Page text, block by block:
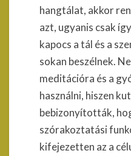
hangtálat, akkor
azt, ugyanis csak
kapocs a tál és a
sokan beszélnek.
meditációra és a
használni, hiszen
bebizonyították,
szórakoztatási
kifejezetten az a